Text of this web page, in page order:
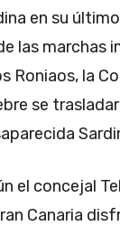
en su
las marchas
Roniaos, la
se
el concejal
Canaria